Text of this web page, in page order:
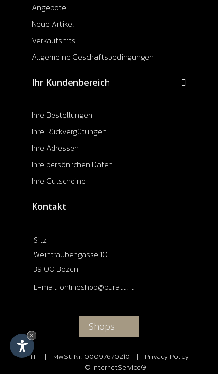
Angebote
Neue Artikel
Verkaufshits
Allgemeine Geschäftsbedingungen
Ihr Kundenbereich
Ihre Bestellungen
Ihre Rückvergütungen
Ihre Adressen
Ihre persönlichen Daten
Ihre Gutscheine
Kontakt
Sitz
Weintraubengasse 10
39100 Bozen
E-mail: onlineshop@buratti.it
Shops
IT | MwSt. Nr. 00097670210 |
Privacy Policy
|
© InternetService®
×